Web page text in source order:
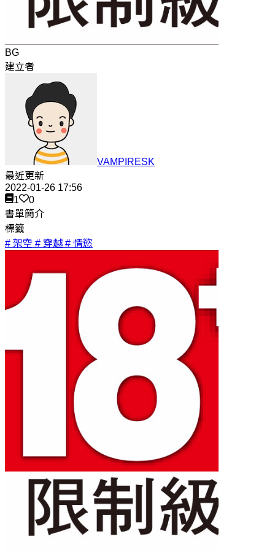
BG
建立者
VAMPIRESK
最近更新
2022-01-26 17:56
1
0
書單簡介
標籤
# 架空 # 穿越# 情慾